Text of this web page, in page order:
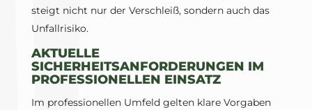
steigt nicht nur der Verschleiß, sondern auch das
Unfallrisiko.
AKTUELLE
SICHERHEITSANFORDERUNGEN IM
PROFESSIONELLEN EINSATZ
Im professionellen Umfeld gelten klare Vorgaben